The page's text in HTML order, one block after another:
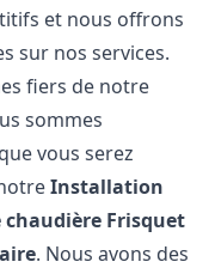
et nous offrons
sur nos services.
fiers de notre
sommes
vous serez
Installation
chaudière Frisquet
. Nous avons des